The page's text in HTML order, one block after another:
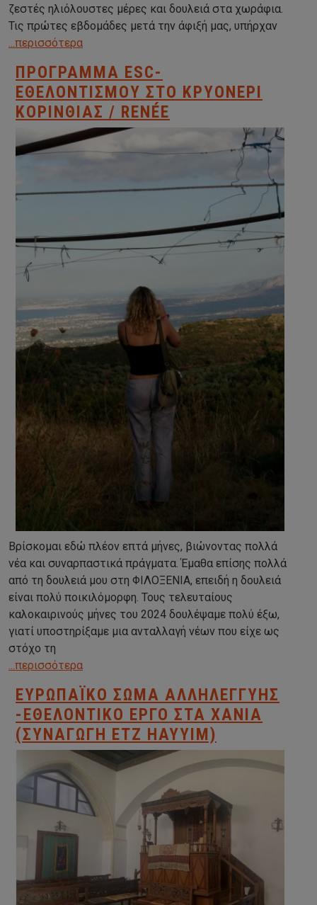
ζεστές ηλιόλουστες μέρες και δουλειά στα χωράφια.
Τις πρώτες εβδομάδες μετά την άφιξή μας, υπήρχαν
...περισσότερα
ΠΡΌΓΡΑΜΜΑ ESC-
ΕΘΕΛΟΝΤΙΣΜΟΎ ΣΤΟ ΚΡΥΟΝΈΡΙ
ΚΟΡΙΝΘΊΑΣ / RENÉE
Βρίσκομαι εδώ πλέον επτά μήνες, βιώνοντας πολλά
νέα και συναρπαστικά πράγματα. Έμαθα επίσης πολλά
από τη δουλειά μου στη ΦΙΛΟΞΕΝΙΑ, επειδή η δουλειά
είναι πολύ ποικιλόμορφη. Τους τελευταίους
καλοκαιρινούς μήνες του 2024 δουλέψαμε πολύ έξω,
γιατί υποστηρίξαμε μια ανταλλαγή νέων που είχε ως
στόχο τη
...περισσότερα
ΕΥΡΩΠΑΪΚΌ ΣΏΜΑ ΑΛΛΗΛΕΓΓΎΗΣ
-ΕΘΕΛΟΝΤΙΚΌ ΈΡΓΟ ΣΤΑ ΧΑΝΙΆ
(ΣΥΝΑΓΩΓΉ ETZ HAYYIM)